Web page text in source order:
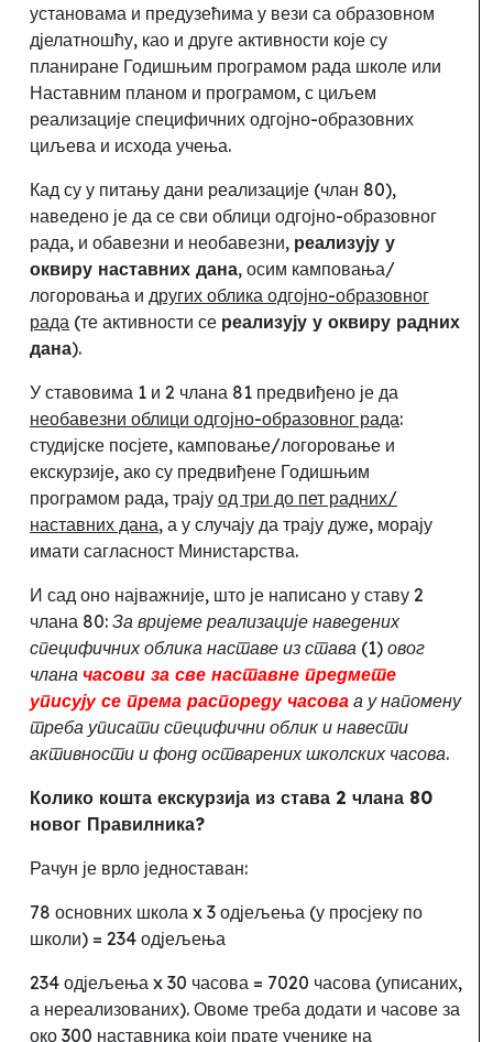
установама и предузећима у вези са образовном
дјелатношћу, као и друге активности које су
планиране Годишњим програмом рада школе или
Наставним планом и програмом, с циљем
реализације специфичних одгојно-образовних
циљева и исхода учења.
Кад су у питању дани реализације (члан 80),
наведено је да се сви облици одгојно-образовног
рада, и обавезни и необавезни, реализују у
оквиру наставних дана, осим камповања/
логоровања и других облика одгојно-образовног
рада (те активности се реализују у оквиру радних
дана).
У ставовима 1 и 2 члана 81 предвиђено је да
необавезни облици одгојно-образовног рада:
студијске посјете, камповање/логоровање и
екскурзије, ако су предвиђене Годишњим
програмом рада, трају од три до пет радних/
наставних дана, а у случају да трају дуже, морају
имати сагласност Министарства.
И сад оно најважније, што је написано у ставу 2
члана 80: За вријеме реализације наведених
специфичних облика наставе из става (1) овог
члана часови за све наставне предмете
уписују се према распореду часова а у напомену
треба уписати специфични облик и навести
активности и фонд остварених школских часова.
Колико кошта екскурзија из става 2 члана 80
новог Правилника?
Рачун је врло једноставан:
78 основних школа x 3 одјељења (у просјеку по
школи) = 234 одјељења
234 одјељења x 30 часова = 7020 часова (уписаних,
а нереализованих). Овоме треба додати и часове за
око 300 наставника који прате ученике на